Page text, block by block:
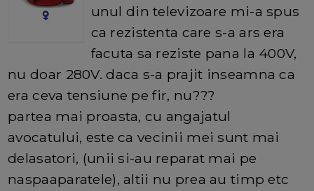
unul din televizoare mi-a spus
ca rezistenta care s-a ars era
facuta sa reziste pana la 400V,
nu doar 280V. daca s-a prajit inseamna ca
era ceva tensiune pe fir, nu???
partea mai proasta, cu angajatul
avocatului, este ca vecinii mei sunt mai
delasatori, (unii si-au reparat mai pe
naspaaparatele), altii nu prea au timp etc